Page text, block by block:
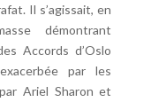
Il s’agissait, en
démontrant
Accords d’Oslo
par les
Ariel Sharon et